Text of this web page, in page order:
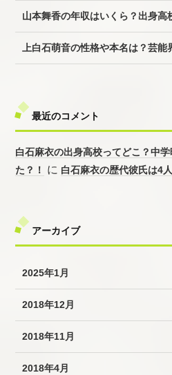
山本舞香の年収はいくら？出身高
上白石萌音の性格や本名は？芸
最近のコメント
白石麻衣の出身高校ってどこ？中
た？！
に 白石麻衣の歴代彼氏は4
アーカイブ
2025年1月
2018年12月
2018年11月
2018年4月